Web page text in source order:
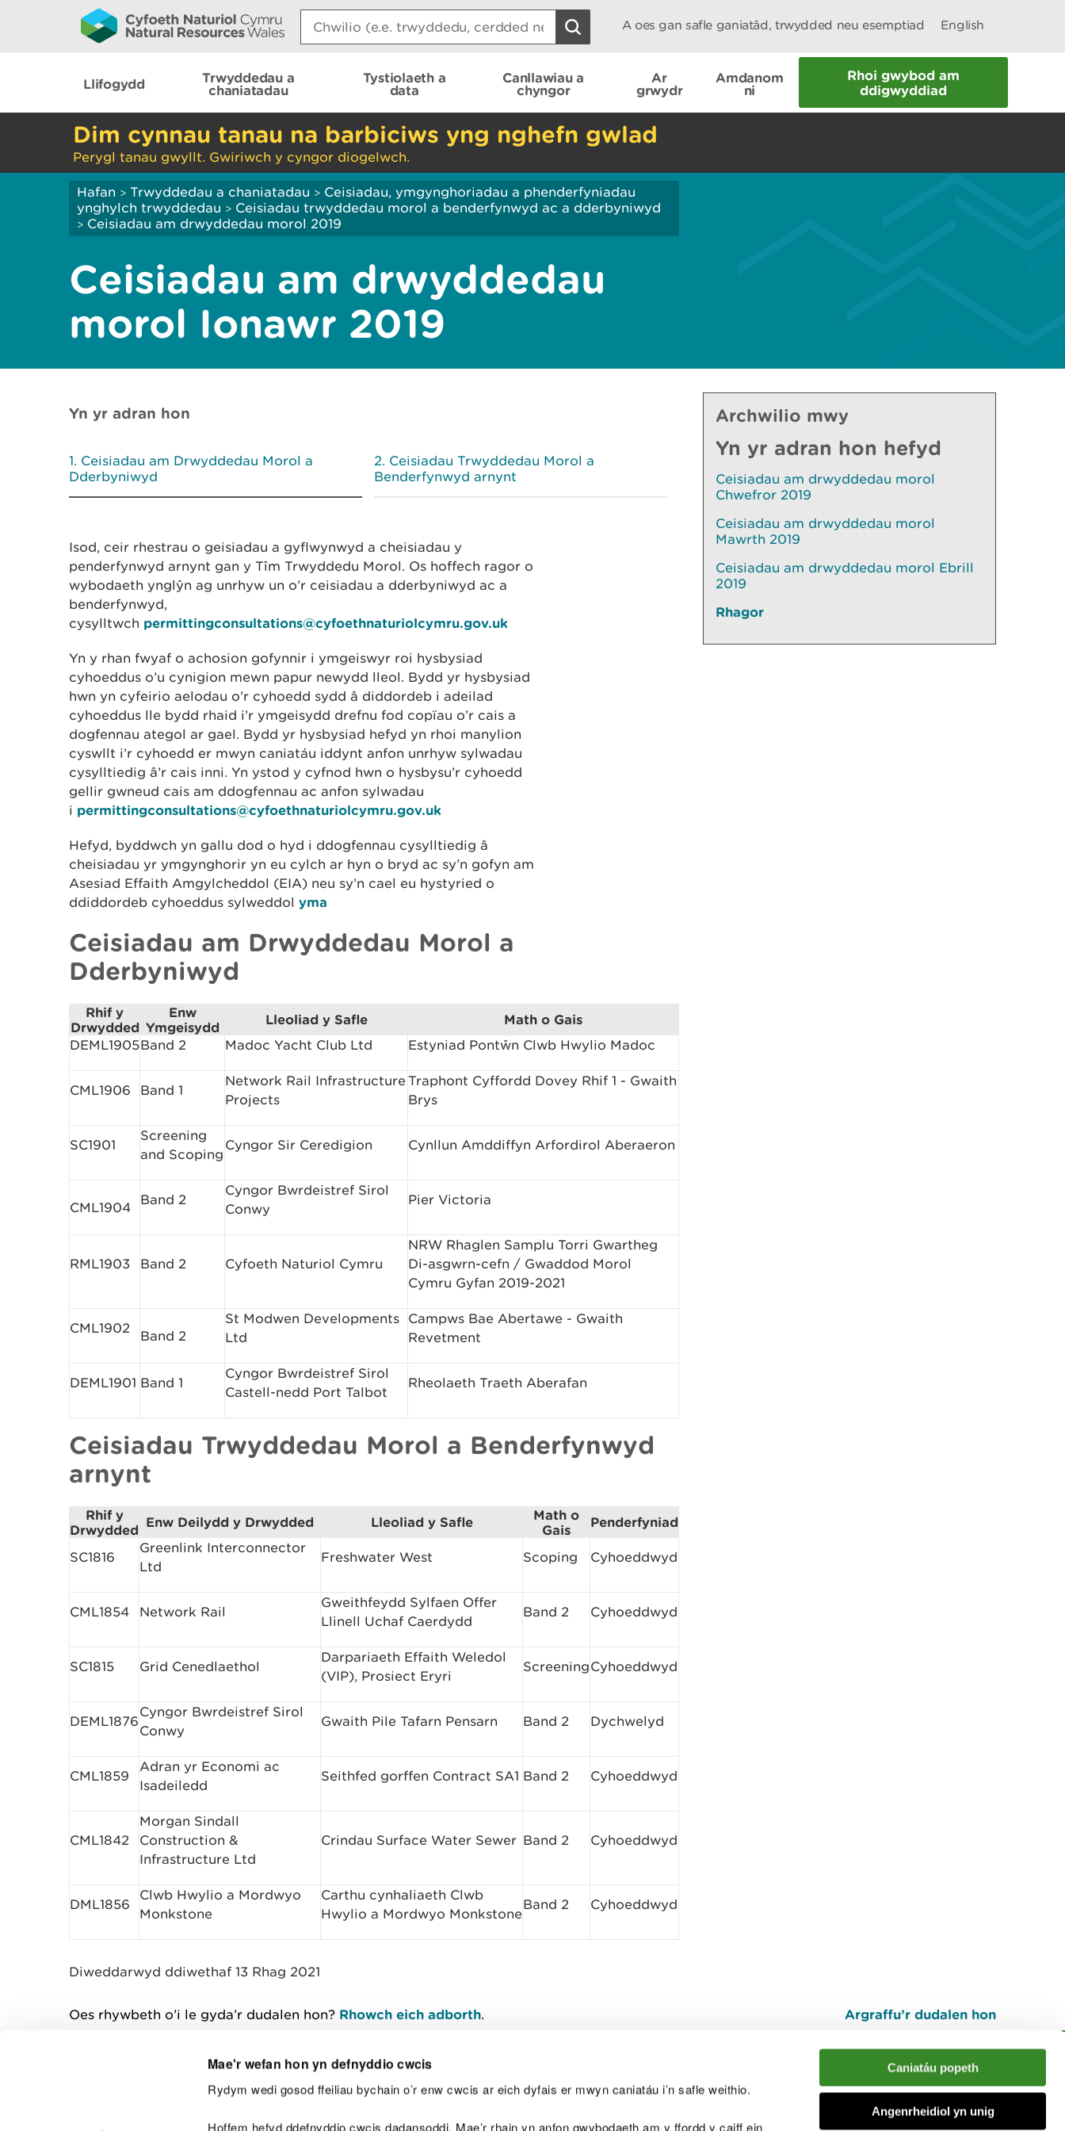
Mae'r wefan hon yn defnyddio cwcis
Rydym wedi gosod ffeiliau bychain o’r enw cwcis ar eich dyfais er mwyn caniatáu i’n safle weithio.
Hoffem hefyd ddefnyddio cwcis dadansoddi. Mae’r rhain yn anfon gwybodaeth am y ffordd y caiff ein
Caniatáu popeth
Angenrheidiol yn unig
Search:
A oes gan safle ganiatâd, trwydded neu esemptiad English
Llifogydd
Trwyddedau a
chaniatadau
Tystiolaeth a
data
Canllawiau a
chyngor
Ar
grwydr
Amdanom
ni
Rhoi gwybod am
ddigwyddiad
Dim cynnau tanau na barbiciws yng nghefn gwlad
Perygl tanau gwyllt. Gwiriwch y cyngor diogelwch.
Hafan > Trwyddedau a chaniatadau > Ceisiadau, ymgynghoriadau a phenderfyniadau
ynghylch trwyddedau > Ceisiadau trwyddedau morol a benderfynwyd ac a dderbyniwyd
> Ceisiadau am drwyddedau morol 2019
Ceisiadau am drwyddedau
morol Ionawr 2019
Yn yr adran hon
Ceisiadau am Drwyddedau Morol a
Dderbyniwyd
Ceisiadau Trwyddedau Morol a
Benderfynwyd arnynt
Isod, ceir rhestrau o geisiadau a gyflwynwyd a cheisiadau y
penderfynwyd arnynt gan y Tîm Trwyddedu Morol. Os hoffech ragor o
wybodaeth ynglŷn ag unrhyw un o’r ceisiadau a dderbyniwyd ac a
benderfynwyd,
cysylltwch permittingconsultations@cyfoethnaturiolcymru.gov.uk
Yn y rhan fwyaf o achosion gofynnir i ymgeiswyr roi hysbysiad
cyhoeddus o’u cynigion mewn papur newydd lleol. Bydd yr hysbysiad
hwn yn cyfeirio aelodau o’r cyhoedd sydd â diddordeb i adeilad
cyhoeddus lle bydd rhaid i’r ymgeisydd drefnu fod copïau o’r cais a
dogfennau ategol ar gael. Bydd yr hysbysiad hefyd yn rhoi manylion
cyswllt i’r cyhoedd er mwyn caniatáu iddynt anfon unrhyw sylwadau
cysylltiedig â’r cais inni. Yn ystod y cyfnod hwn o hysbysu’r cyhoedd
gellir gwneud cais am ddogfennau ac anfon sylwadau
i permittingconsultations@cyfoethnaturiolcymru.gov.uk
Hefyd, byddwch yn gallu dod o hyd i ddogfennau cysylltiedig â
cheisiadau yr ymgynghorir yn eu cylch ar hyn o bryd ac sy’n gofyn am
Asesiad Effaith Amgylcheddol (EIA) neu sy’n cael eu hystyried o
ddiddordeb cyhoeddus sylweddol yma
Ceisiadau am Drwyddedau Morol a
Dderbyniwyd
Rhif y
Drwydded
Enw
Ymgeisydd
Lleoliad y Safle Math o Gais
DEML1905Band 2 Madoc Yacht Club Ltd Estyniad Pontŵn Clwb Hwylio Madoc
CML1906 Band 1
Network Rail Infrastructure
Projects
Traphont Cyffordd Dovey Rhif 1 - Gwaith
Brys
SC1901
Screening
and Scoping
Cyngor Sir Ceredigion Cynllun Amddiffyn Arfordirol Aberaeron
CML1904 Band 2
Cyngor Bwrdeistref Sirol
Conwy
Pier Victoria
RML1903 Band 2 Cyfoeth Naturiol Cymru
NRW Rhaglen Samplu Torri Gwartheg
Di-asgwrn-cefn / Gwaddod Morol
Cymru Gyfan 2019-2021
CML1902 Band 2
St Modwen Developments
Ltd
Campws Bae Abertawe - Gwaith
Revetment
DEML1901 Band 1
Cyngor Bwrdeistref Sirol
Castell-nedd Port Talbot
Rheolaeth Traeth Aberafan
Ceisiadau Trwyddedau Morol a Benderfynwyd
arnynt
Rhif y
Drwydded
Enw Deilydd y Drwydded Lleoliad y Safle
Math o
Gais
Penderfyniad
SC1816
Greenlink Interconnector
Ltd
Freshwater West Scoping Cyhoeddwyd
CML1854 Network Rail
Gweithfeydd Sylfaen Offer
Llinell Uchaf Caerdydd
Band 2 Cyhoeddwyd
SC1815 Grid Cenedlaethol
Darpariaeth Effaith Weledol
(VIP), Prosiect Eryri
ScreeningCyhoeddwyd
DEML1876
Cyngor Bwrdeistref Sirol
Conwy
Gwaith Pile Tafarn Pensarn Band 2 Dychwelyd
CML1859
Adran yr Economi ac
Isadeiledd
Seithfed gorffen Contract SA1 Band 2 Cyhoeddwyd
CML1842
Morgan Sindall
Construction &
Infrastructure Ltd
Crindau Surface Water Sewer Band 2 Cyhoeddwyd
DML1856
Clwb Hwylio a Mordwyo
Monkstone
Carthu cynhaliaeth Clwb
Hwylio a Mordwyo Monkstone
Band 2 Cyhoeddwyd
Archwilio mwy
Yn yr adran hon hefyd
Ceisiadau am drwyddedau morol
Chwefror 2019
Ceisiadau am drwyddedau morol
Mawrth 2019
Ceisiadau am drwyddedau morol Ebrill
2019
Rhagor
Diweddarwyd ddiwethaf 13 Rhag 2021
Oes rhywbeth o’i le gyda’r dudalen hon? Rhowch eich adborth. Argraffu’r dudalen hon
I fyny